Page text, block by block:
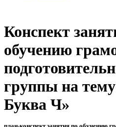
Конспект
обучению
группы на
Буква Ч»